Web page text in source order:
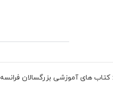
کتاب های آموزشی بزرگسالان فرانسه